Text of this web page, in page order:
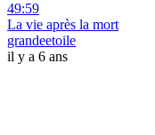
49:59
La vie après la mort
grandeetoile
il y a 6 ans